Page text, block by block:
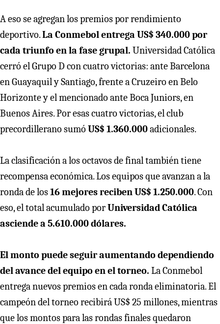
A eso se agregan los premios por rendimiento
deportivo.La Conmebol entrega US$ 340.000 por
cada triunfo en la fase grupal. Universidad Católica
cerró el Grupo D con cuatro victorias: ante Barcelona
en Guayaquil y Santiago, frente a Cruzeiro en Belo
Horizonte y el mencionado ante Boca Juniors, en
Buenos Aires. Por esas cuatro victorias, el club
precordillerano sumó US$ 1.360.000adicionales.
La clasificación a los octavos de final también tiene
recompensa económica. Los equipos que avanzan a la
ronda de los16 mejores reciben US$ 1.250.000. Con
eso, el total acumulado porUniversidad Católica
asciende a 5.610.000 dólares.
El monto puede seguir aumentando dependiendo
del avance del equipo en el torneo. La Conmebol
entrega nuevos premios en cada ronda eliminatoria. El
campeón del torneo recibirá US$ 25 millones, mientras
que los montos para las rondas finales quedaron